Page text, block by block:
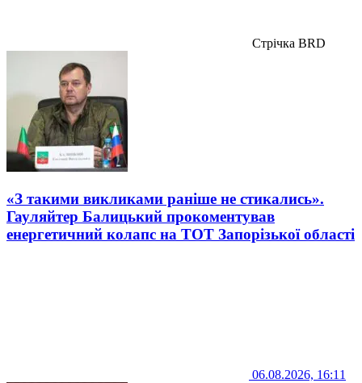
Стрічка BRD
«З такими викликами раніше не стикались».
Гауляйтер Балицький прокоментував
енергетичний колапс на ТОТ Запорізької області
06.08.2026, 16:11